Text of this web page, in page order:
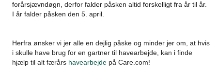
forårsjævndøgn, derfor falder påsken altid forskelligt fra år til år.
I år falder påsken den 5. april.
Herfra ønsker vi jer alle en dejlig påske og minder jer om, at hvis
i skulle have brug for en gartner til havearbejde, kan i finde
hjælp til alt færårs havearbejde på Care.com!